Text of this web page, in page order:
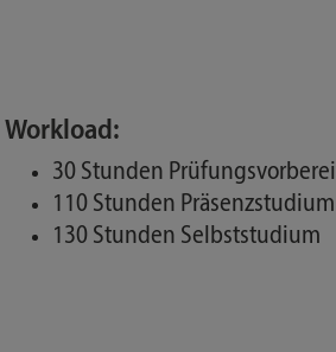
Workload:
30 Stunden
110 Stunden Präsenzstudium
130 Stunden Selbststudium